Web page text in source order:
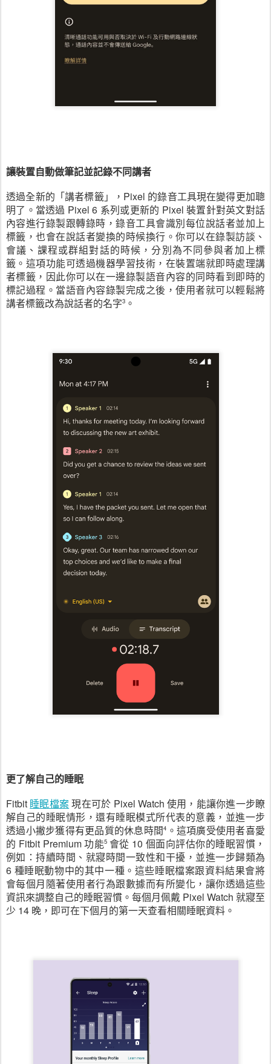
讓裝置自動做筆記並記錄不同講者
透過全新的「講者標籤」，Pixel 的錄音工具現在變得更加聰
明了。當透過 Pixel 6 系列或更新的 Pixel 裝置針對英文對話
內容進行錄製跟轉錄時，錄音工具會識別每位說話者並加上
標籤，也會在說話者變換的時候換行。你可以在錄製訪談、
會議、課程或群組對話的時候，分別為不同參與者加上標
籤。這項功能可透過機器學習技術，在裝置端就即時處理講
者標籤，因此你可以在一邊錄製語音內容的同時看到即時的
標記過程。當語音內容錄製完成之後，使用者就可以輕鬆將
講者標籤改為說話者的名字3 。
更了解自己的睡眠
Fitbit 睡眠檔案 現在可於 Pixel Watch 使用，能讓你進一步瞭
解自己的睡眠情形，還有睡眠模式所代表的意義，並進一步
透過小撇步獲得有更品質的休息時間4 。這項廣受使用者喜愛
的 Fitbit Premium 功能5 會從 10 個面向評估你的睡眠習慣，
例如：持續時間、就寢時間一致性和干擾，並進一步歸類為
6 種睡眠動物中的其中一種。這些睡眠檔案跟資料結果會將
會每個月隨著使用者行為跟數據而有所變化，讓你透過這些
資訊來調整自己的睡眠習慣。每個月佩戴 Pixel Watch 就寢至
少 14 晚，即可在下個月的第一天查看相關睡眠資料。